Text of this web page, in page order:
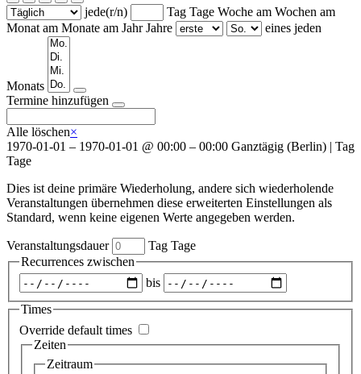
jede(r/n) Tag Tage Woche am Wochen am
Monat am Monate am Jahr Jahre eines jeden
Monats
Wochentage
Termine hinzufügen
Alle löschen×
1970-01-01 – 1970-01-01 @ 00:00 – 00:00 Ganztägig (Berlin) | Tag
Tage
Dies ist deine primäre Wiederholung, andere sich wiederholende
Veranstaltungen übernehmen diese erweiterten Einstellungen als
Standard, wenn keine eigenen Werte angegeben werden.
Veranstaltungsdauer Tag Tage
Recurrences zwischen
Zeitraum
auswählen
bis
Times
Override default times
Zeiten
Zeitraum